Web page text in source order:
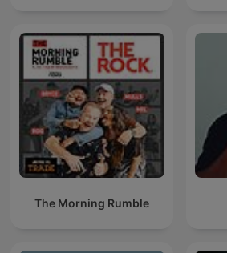
The Morning Rumble